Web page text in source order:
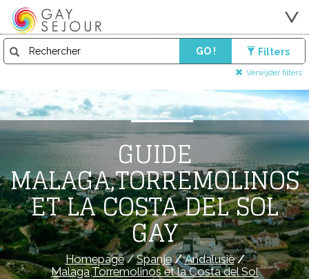
GO ! Filters
Verwijder filters
GUIDE
MALAGA,TORREMOLINOS
ET LA COSTA DEL SOL
GAY
Homepage/Spanje/Andalusië/
Malaga,Torremolinos et la Costa del Sol